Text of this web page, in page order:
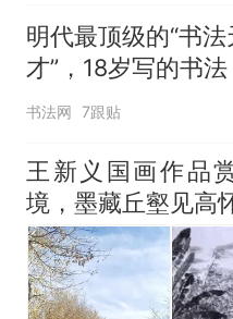
明代最顶级的“书法
才”，18岁写的书法
80岁的文征明！
书法网 7跟贴
王新义国画作品
境，墨藏丘壑见高